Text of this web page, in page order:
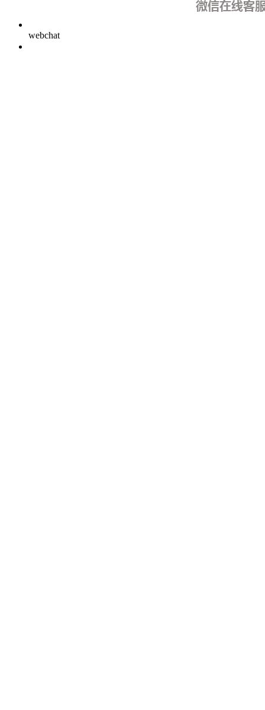
webchat